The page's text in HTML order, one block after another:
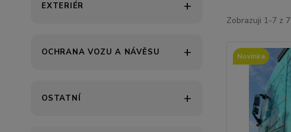
EXTERIÉR
OCHRANA VOZU A NÁVĚSU
OSTATNÍ
Zobrazuji 1-7 z 7
Novinka